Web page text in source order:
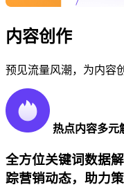
内容创作
预见流量风潮，为内容
热点内容多元
全方位关键词数据
踪营销动态，助力策